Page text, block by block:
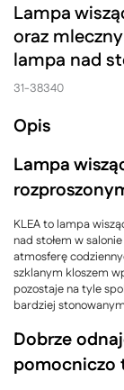
Lampa
oraz
lampa nad
31-38340
Opis
Lampa
KLEA to lampa
nad stołem w
atmosferę
szklanym kloszem
pozostaje na tyle
bardziej
Dobrze
pomocniczo